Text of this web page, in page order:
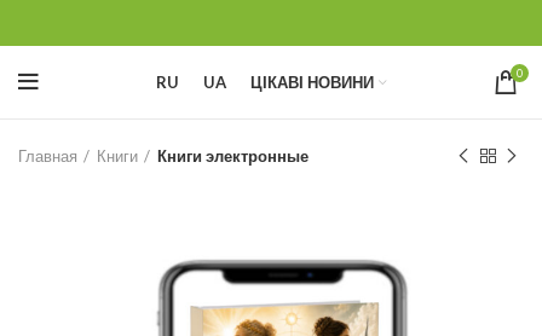
RU UA ЦІКАВІ НОВИНИ 0
Главная Книги Книги электронные